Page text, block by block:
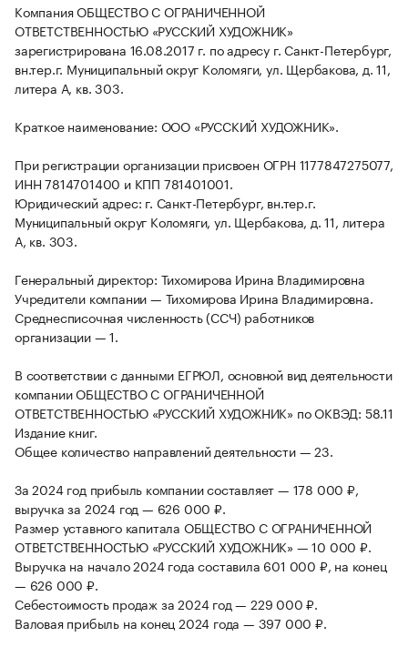
Компания ОБЩЕСТВО С ОГРАНИЧЕННОЙ
ОТВЕТСТВЕННОСТЬЮ «РУССКИЙ ХУДОЖНИК»
зарегистрирована 16.08.2017 г. по адресу г. Санкт-Петербург,
вн.тер.г. Муниципальный округ Коломяги, ул. Щербакова, д. 11,
литера А, кв. 303.
Краткое наименование: ООО «РУССКИЙ ХУДОЖНИК».
При регистрации организации присвоен ОГРН 1177847275077,
ИНН 7814701400 и КПП 781401001.
Юридический адрес: г. Санкт-Петербург, вн.тер.г.
Муниципальный округ Коломяги, ул. Щербакова, д. 11, литера
А, кв. 303.
Генеральный директор: Тихомирова Ирина Владимировна
Учредители компании — Тихомирова Ирина Владимировна.
Среднесписочная численность (ССЧ) работников
организации — 1.
В соответствии с данными ЕГРЮЛ, основной вид деятельности
компании ОБЩЕСТВО С ОГРАНИЧЕННОЙ
ОТВЕТСТВЕННОСТЬЮ «РУССКИЙ ХУДОЖНИК» по ОКВЭД: 58.11
Издание книг.
Общее количество направлений деятельности — 23.
За 2024 год прибыль компании составляет — 178 000 ₽,
выручка за 2024 год — 626 000 ₽.
Размер уставного капитала ОБЩЕСТВО С ОГРАНИЧЕННОЙ
ОТВЕТСТВЕННОСТЬЮ «РУССКИЙ ХУДОЖНИК» — 10 000 ₽.
Выручка на начало 2024 года составила 601 000 ₽, на конец
— 626 000 ₽.
Себестоимость продаж за 2024 год — 229 000 ₽.
Валовая прибыль на конец 2024 года — 397 000 ₽.